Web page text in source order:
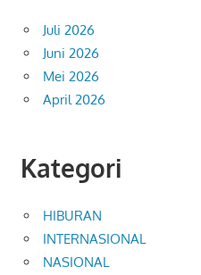
Juli 2026
Juni 2026
Mei 2026
April 2026
Kategori
HIBURAN
INTERNASIONAL
NASIONAL